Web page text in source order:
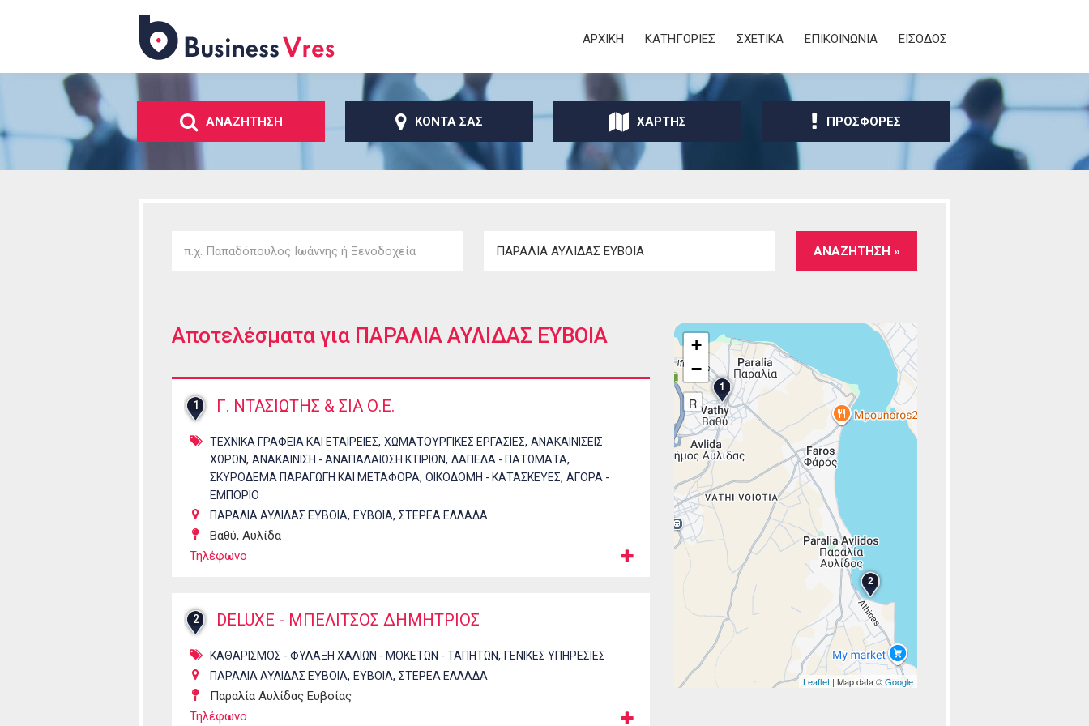
κυρίως περιεχόμενο
Business
Vres
Secondary
ΑΡΧΙΚΗ ΚΑΤΗΓΟΡΙΕΣ ΣΧΕΤΙΚΑ ΕΠΙΚΟΙΝΩΝΙΑ ΕΙΣΟΔΟΣ
ΑΝΑΖΗΤΗΣΗ ΚΟΝΤΑ ΣΑΣ ΧΑΡΤΗΣ ΠΡΟΣΦΟΡΕΣ
Αποτελέσματα για ΠΑΡΑΛΙΑ ΑΥΛΙΔΑΣ ΕΥΒΟΙΑ
1 Γ. ΝΤΑΣΙΩΤΗΣ & ΣΙΑ Ο.Ε.
ΤΕΧΝΙΚΑ ΓΡΑΦΕΙΑ ΚΑΙ ΕΤΑΙΡΕΙΕΣ, ΧΩΜΑΤΟΥΡΓΙΚΕΣ ΕΡΓΑΣΙΕΣ, ΑΝΑΚΑΙΝΙΣΕΙΣ
ΧΩΡΩΝ, ΑΝΑΚΑΙΝΙΣΗ - ΑΝΑΠΑΛΑΙΩΣΗ ΚΤΙΡΙΩΝ, ΔΑΠΕΔΑ - ΠΑΤΩΜΑΤΑ,
ΣΚΥΡΟΔΕΜΑ ΠΑΡΑΓΩΓΗ ΚΑΙ ΜΕΤΑΦΟΡΑ, ΟΙΚΟΔΟΜΗ - ΚΑΤΑΣΚΕΥΕΣ, ΑΓΟΡΑ -
ΕΜΠΟΡΙΟ
ΠΑΡΑΛΙΑ ΑΥΛΙΔΑΣ ΕΥΒΟΙΑ, ΕΥΒΟΙΑ, ΣΤΕΡΕΑ ΕΛΛΑΔΑ
Βαθύ, Αυλίδα
Τηλέφωνο
2 DELUXE - ΜΠΕΛΙΤΣΟΣ ΔΗΜΗΤΡΙΟΣ
ΚΑΘΑΡΙΣΜΟΣ - ΦΥΛΑΞΗ ΧΑΛΙΩΝ - ΜΟΚΕΤΩΝ - ΤΑΠΗΤΩΝ, ΓΕΝΙΚΕΣ ΥΠΗΡΕΣΙΕΣ
ΠΑΡΑΛΙΑ ΑΥΛΙΔΑΣ ΕΥΒΟΙΑ, ΕΥΒΟΙΑ, ΣΤΕΡΕΑ ΕΛΛΑΔΑ
Παραλία Αυλίδας Ευβοίας
Τηλέφωνο
1
2
+
−
R
Leaflet | Map data ©Google